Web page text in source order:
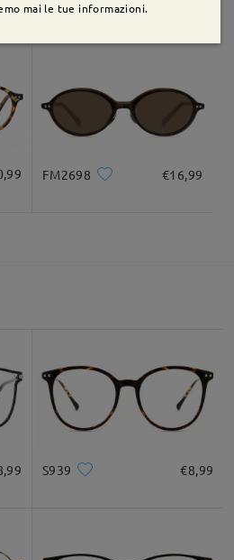
una domanda
FM2698 €16,99
S939 €8,99
mai le tue informazioni.